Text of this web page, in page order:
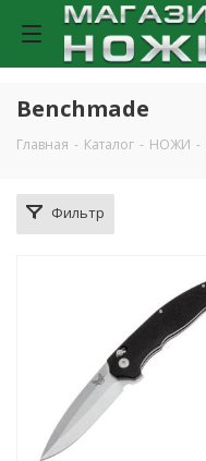
Benchmade
Главная - Каталог - НОЖИ -
Фильтр